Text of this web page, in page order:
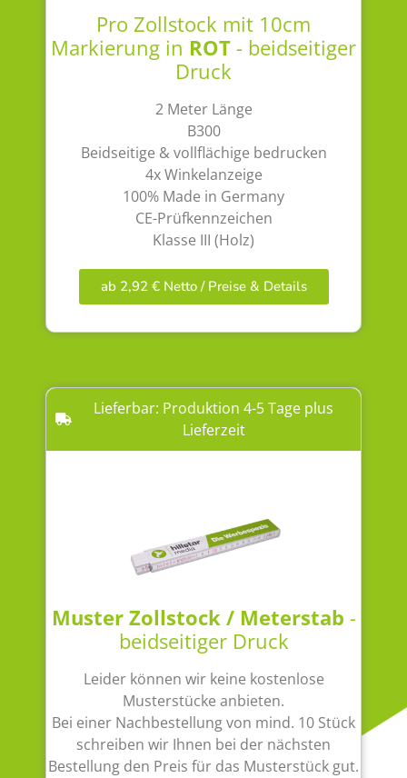
Pro Zollstock mit 10cm
Markierung in ROT- beidseitiger
Druck
2 Meter Länge
B300
Beidseitige & vollflächige bedrucken
4x Winkelanzeige
100% Made in Germany
CE-Prüfkennzeichen
Klasse III (Holz)
ab 2,92 € Netto / Preise & Details
Lieferbar: Produktion 4-5 Tage plus
Lieferzeit
Muster Zollstock / Meterstab -
beidseitiger Druck
Leider können wir keine kostenlose
Musterstücke anbieten.
Bei einer Nachbestellung von mind. 10 Stück
schreiben wir Ihnen bei der nächsten
Bestellung den Preis für das Musterstück gut.